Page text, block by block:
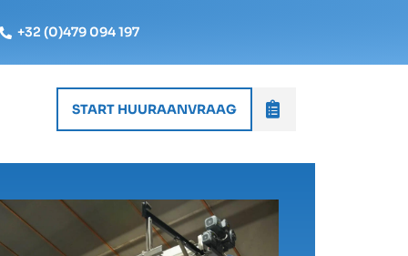
+32 (0)479 094 197
START HUURAANVRAAG